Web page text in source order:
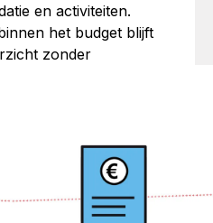
en activiteiten.
het budget blijft
zonder